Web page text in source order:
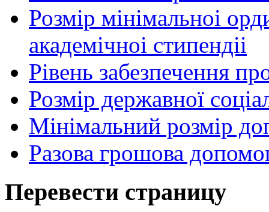
Розмір мінімальноі
академічноі стипендіі
Рівень забезпечення
Розмір державної
Мінімальний розмір
Разова грошова
Перевести страницу